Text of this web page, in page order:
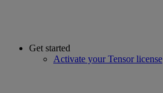
Get started
Activate your Tensor license